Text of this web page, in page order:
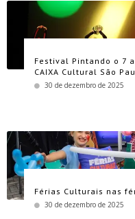
Festival Pintando o 7
CAIXA Cultural São
30 de dezembro de 2025
Férias Culturais nas
30 de dezembro de 2025